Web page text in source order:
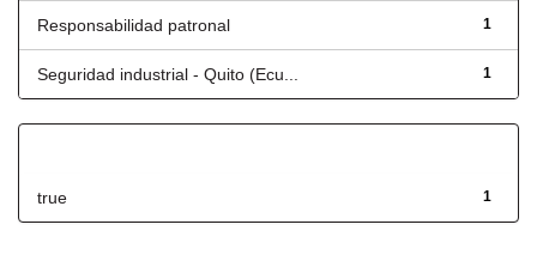
1
Responsabilidad patronal
1
Seguridad industrial - Quito (Ecu...
1
true